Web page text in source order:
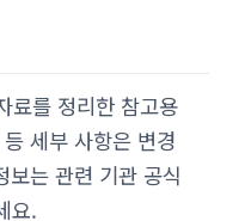
를 정리한 참고용
세부 사항은 변경
보는 관련 기관 공식
요.